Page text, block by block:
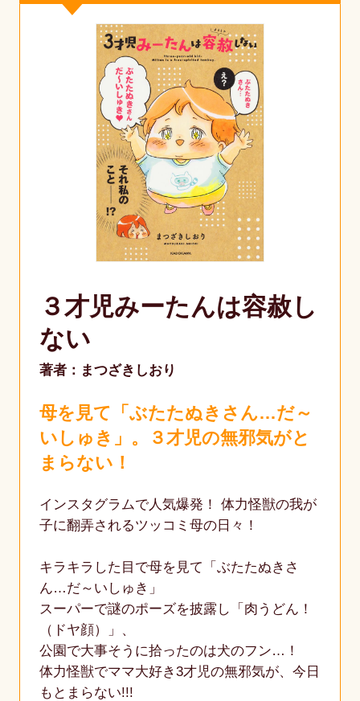
３才児みーたんは容赦し
ない
著者：まつざきしおり
母を見て「ぶたたぬきさん…だ～
いしゅき」。３才児の無邪気がと
まらない！
インスタグラムで人気爆発！ 体力怪獣の我が
子に翻弄されるツッコミ母の日々！
キラキラした目で母を見て「ぶたたぬきさ
ん…だ～いしゅき」
スーパーで謎のポーズを披露し「肉うどん！
（ドヤ顔）」、
公園で大事そうに拾ったのは犬のフン…！
体力怪獣でママ大好き3才児の無邪気が、今日
もとまらない!!!